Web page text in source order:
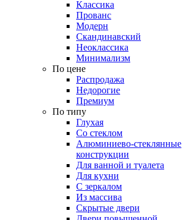
Классика
Прованс
Модерн
Скандинавский
Неоклассика
Минимализм
По цене
Распродажа
Недорогие
Премиум
По типу
Глухая
Со стеклом
Алюминиево-стеклянные
конструкции
Для ванной и туалета
Для кухни
С зеркалом
Из массива
Скрытые двери